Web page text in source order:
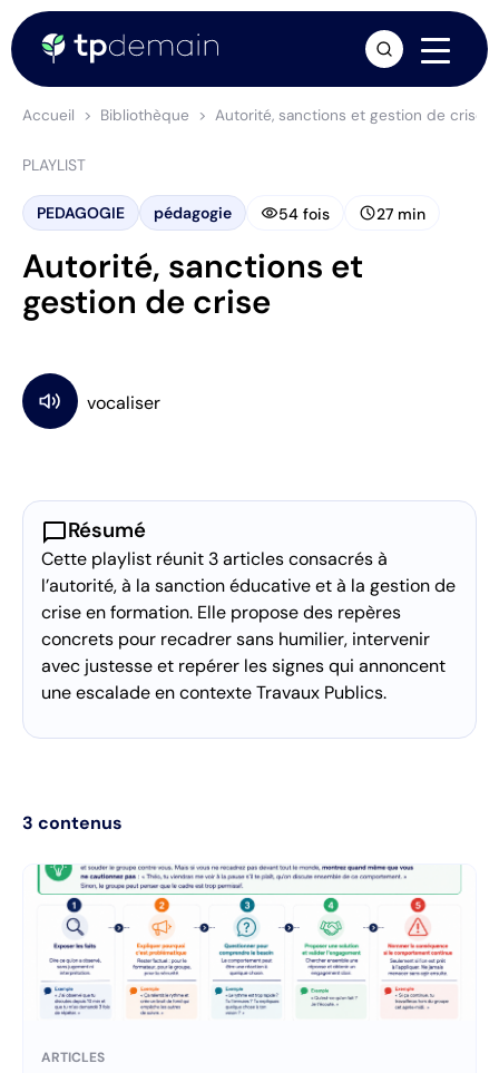
Accueil Bibliothèque Autorité, sanctions et gestion de crise
PLAYLIST
PEDAGOGIE pédagogie visibility54 fois schedule27 min
Autorité, sanctions et
gestion de crise
chat_bubbleRésumé
Cette playlist réunit 3 articles consacrés à
l’autorité, à la sanction éducative et à la gestion de
crise en formation. Elle propose des repères
concrets pour recadrer sans humilier, intervenir
avec justesse et repérer les signes qui annoncent
une escalade en contexte Travaux Publics.
3 contenus
ARTICLES
arrow_forward